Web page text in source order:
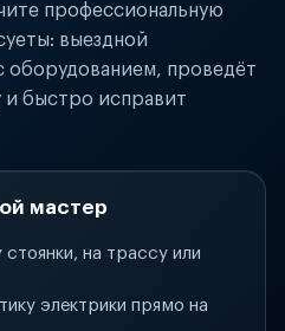
профессиональную
выездной
оборудованием, проведёт
и быстро исправит
мастер
стоянки, на трассу или
электрики прямо на